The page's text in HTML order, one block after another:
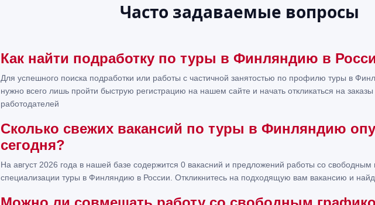
Часто задаваемые вопросы
Как найти подработку по туры в Финляндию в
Для успешного поиска подработки или работы с частичной занятостью по профилю туры в
нужно всего лишь пройти быструю регистрацию на нашем сайте и начать откликаться на
работодателей
Сколько свежих вакансий по туры в Финляндию
сегодня?
На август 2026 года в нашей базе содержится 0 вакасний и предложений работы со
специализации туры в Финляндию в России. Откликнитесь на подходящую вам вакансию и